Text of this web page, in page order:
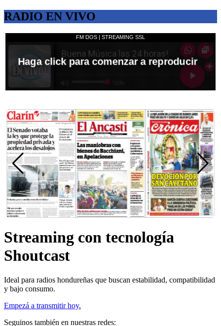
RADIO EN VIVO
Streaming con tecnología
Shoutcast
Ideal para radios hondureñas que buscan estabilidad, compatibilidad
y bajo consumo.
Empezá a transmitir hoy.
Seguinos también en nuestras redes: